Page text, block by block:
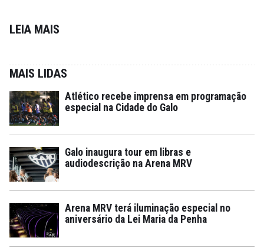
LEIA MAIS
MAIS LIDAS
Atlético recebe imprensa em programação
especial na Cidade do Galo
Galo inaugura tour em libras e
audiodescrição na Arena MRV
Arena MRV terá iluminação especial no
aniversário da Lei Maria da Penha